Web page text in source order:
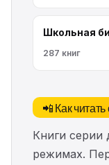
Школьная
287 книг
📲 Как
Книги серии
режимах.